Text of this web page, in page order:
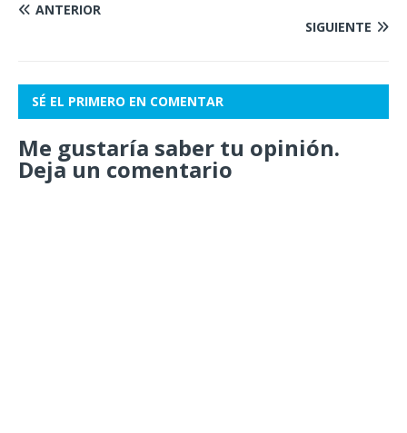
ANTERIOR
SIGUIENTE
SÉ EL PRIMERO EN COMENTAR
Me gustaría saber tu opinión.
Deja un comentario